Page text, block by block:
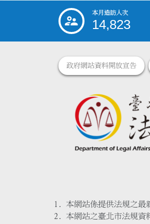
::: 本月造訪人次
14,823
政府網站資料開放宣告
本網站係提供法規之最
本網站之臺北市法規資